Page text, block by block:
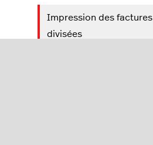
Impression des factures
divisées